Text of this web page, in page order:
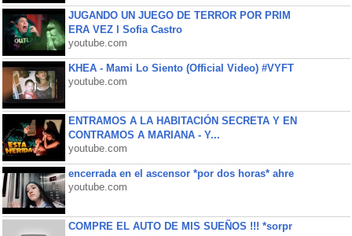
JUGANDO UN JUEGO DE TERROR POR PRIM
ERA VEZ l Sofia Castro
youtube.com
KHEA - Mami Lo Siento (Official Video) #VYFT
youtube.com
ENTRAMOS A LA HABITACIÓN SECRETA Y EN
CONTRAMOS A MARIANA - Y...
youtube.com
encerrada en el ascensor *por dos horas* ahre
youtube.com
COMPRE EL AUTO DE MIS SUEÑOS !!! *sorpr